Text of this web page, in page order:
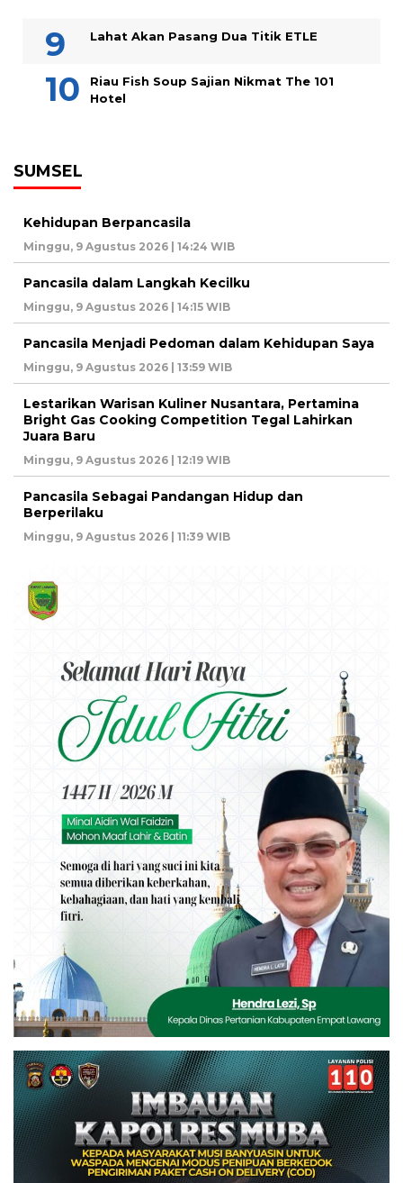
Lahat Akan Pasang Dua Titik ETLE
Riau Fish Soup Sajian Nikmat The 101
Hotel
SUMSEL
Kehidupan Berpancasila
Minggu, 9 Agustus 2026 | 14:24 WIB
Pancasila dalam Langkah Kecilku
Minggu, 9 Agustus 2026 | 14:15 WIB
Pancasila Menjadi Pedoman dalam Kehidupan Saya
Minggu, 9 Agustus 2026 | 13:59 WIB
Lestarikan Warisan Kuliner Nusantara, Pertamina
Bright Gas Cooking Competition Tegal Lahirkan
Juara Baru
Minggu, 9 Agustus 2026 | 12:19 WIB
Pancasila Sebagai Pandangan Hidup dan
Berperilaku
Minggu, 9 Agustus 2026 | 11:39 WIB